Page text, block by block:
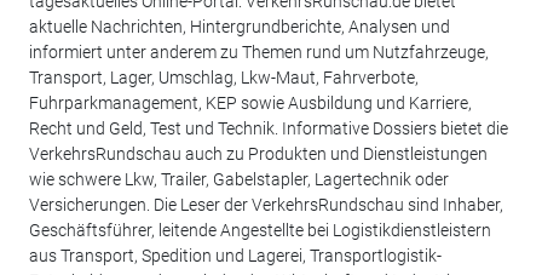
aktuelle Nachrichten, Hintergrundberichte, Analysen und
informiert unter anderem zu Themen rund um Nutzfahrzeuge,
Transport, Lager, Umschlag, Lkw-Maut, Fahrverbote,
Fuhrparkmanagement, KEP sowie Ausbildung und Karriere,
Recht und Geld, Test und Technik. Informative Dossiers bietet die
VerkehrsRundschau auch zu Produkten und Dienstleistungen
wie schwere Lkw, Trailer, Gabelstapler, Lagertechnik oder
Versicherungen. Die Leser der VerkehrsRundschau sind Inhaber,
Geschäftsführer, leitende Angestellte bei Logistikdienstleistern
aus Transport, Spedition und Lagerei, Transportlogistik-